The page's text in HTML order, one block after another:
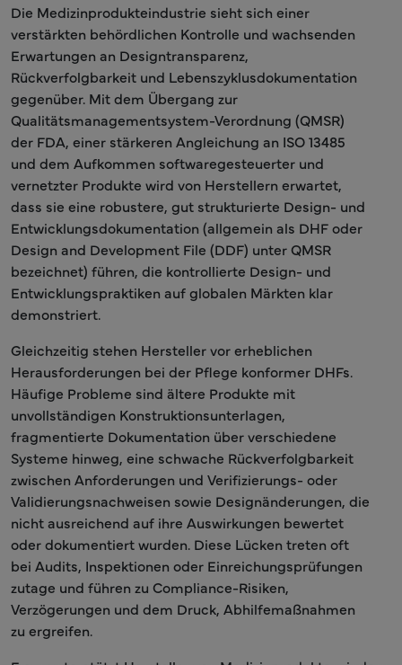
Die Medizinprodukteindustrie sieht sich einer
verstärkten behördlichen Kontrolle und wachsenden
Erwartungen an Designtransparenz,
Rückverfolgbarkeit und Lebenszyklusdokumentation
gegenüber. Mit dem Übergang zur
Qualitätsmanagementsystem-Verordnung (QMSR)
der FDA, einer stärkeren Angleichung an ISO 13485
und dem Aufkommen softwaregesteuerter und
vernetzter Produkte wird von Herstellern erwartet,
dass sie eine robustere, gut strukturierte Design- und
Entwicklungsdokumentation (allgemein als DHF oder
Design and Development File (DDF) unter QMSR
bezeichnet) führen, die kontrollierte Design- und
Entwicklungspraktiken auf globalen Märkten klar
demonstriert.
Gleichzeitig stehen Hersteller vor erheblichen
Herausforderungen bei der Pflege konformer DHFs.
Häufige Probleme sind ältere Produkte mit
unvollständigen Konstruktionsunterlagen,
fragmentierte Dokumentation über verschiedene
Systeme hinweg, eine schwache Rückverfolgbarkeit
zwischen Anforderungen und Verifizierungs- oder
Validierungsnachweisen sowie Designänderungen, die
nicht ausreichend auf ihre Auswirkungen bewertet
oder dokumentiert wurden. Diese Lücken treten oft
bei Audits, Inspektionen oder Einreichungsprüfungen
zutage und führen zu Compliance-Risiken,
Verzögerungen und dem Druck, Abhilfemaßnahmen
zu ergreifen.